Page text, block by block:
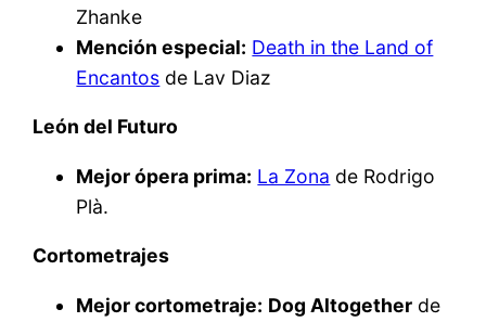
Zhanke
Mención especial: Death in the Land of
Encantos de Lav Diaz
León del Futuro
Mejor ópera prima: La Zona de Rodrigo
Plà.
Cortometrajes
Mejor cortometraje: Dog Altogether de